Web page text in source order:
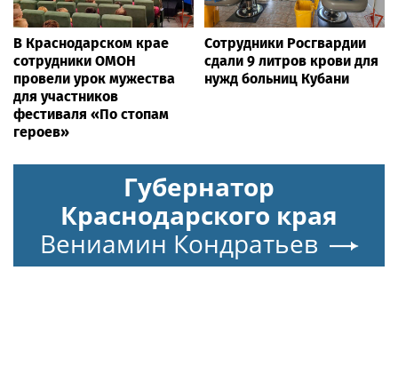
В Краснодарском крае
сотрудники ОМОН
провели урок мужества
для участников
фестиваля «По стопам
героев»
Сотрудники Росгвардии
сдали 9 литров крови для
нужд больниц Кубани
Губернатор
Краснодарского края
Вениамин Кондратьев